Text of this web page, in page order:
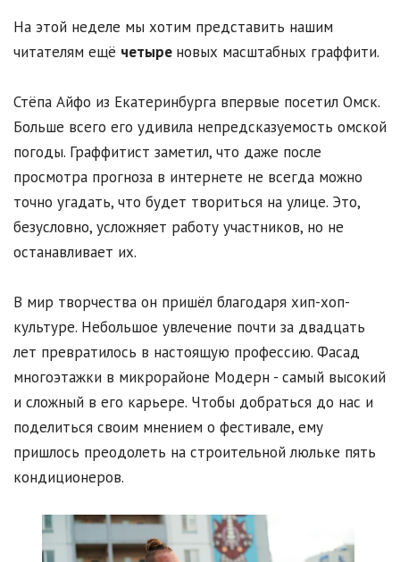
На этой неделе мы хотим представить нашим
читателям ещё четыре новых масштабных граффити.
Стёпа Айфо из Екатеринбурга впервые посетил Омск.
Больше всего его удивила непредсказуемость омской
погоды. Граффитист заметил, что даже после
просмотра прогноза в интернете не всегда можно
точно угадать, что будет твориться на улице. Это,
безусловно, усложняет работу участников, но не
останавливает их.
В мир творчества он пришёл благодаря хип-хоп-
культуре. Небольшое увлечение почти за двадцать
лет превратилось в настоящую профессию. Фасад
многоэтажки в микрорайоне Модерн - самый высокий
и сложный в его карьере. Чтобы добраться до нас и
поделиться своим мнением о фестивале, ему
пришлось преодолеть на строительной люльке пять
кондиционеров.